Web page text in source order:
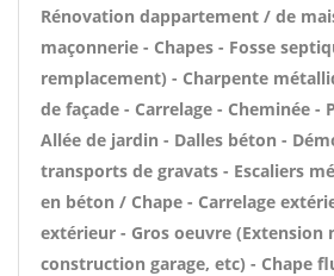
Rénovation dappartement / de
maçonnerie - Chapes - Fosse
remplacement) - Charpente
de façade - Carrelage - Cheminée -
Allée de jardin - Dalles béton -
transports de gravats - Escaliers
en béton / Chape - Carrelage
extérieur - Gros oeuvre (Extension
construction garage, etc) - Chape